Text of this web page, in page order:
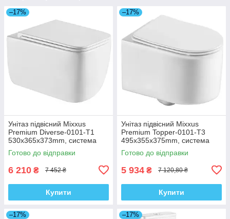
–17%
Унітаз підвісний Mixxus
Premium Diverse-0101-T1
530x365x373mm, система
змиву Tornado 1.0 (MP6477)
Готово до відправки
6 210 ₴ 7 452 ₴
Купити
–17%
Унітаз підвісний Mixxus
Premium Topper-0101-T3
495x355x375mm, система
змиву Tornado 1.0 (MP6476)
Готово до відправки
5 934 ₴ 7 120,80 ₴
Купити
–17% –17%